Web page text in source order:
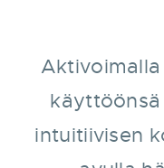
intuitiivisen